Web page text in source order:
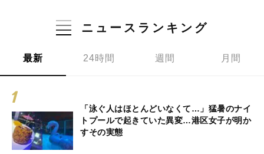
ニュースランキング
最新 24時間 週間 月間
「泳ぐ人はほとんどいなくて…」猛暑のナイ
トプールで起きていた異変…港区女子が明か
すその実態